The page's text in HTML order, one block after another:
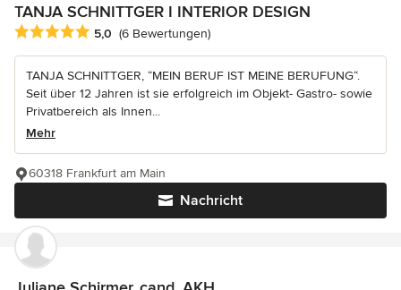
TANJA SCHNITTGER I INTERIOR DESIGN
Durchschnittliche Bewertung: 5 von 5 Sternen
5,0 (6 Bewertungen)
TANJA SCHNITTGER, “MEIN BERUF IST MEINE BERUFUNG“.
Seit über 12 Jahren ist sie erfolgreich im Objekt- Gastro- sowie
Privatbereich als Innen...
Mehr
Nachricht
60318 Frankfurt am Main